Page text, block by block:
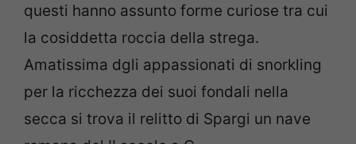
questi hanno assunto forme curiose tra cui
la cosiddetta roccia della strega.
Amatissima dgli appassionati di snorkling
per la ricchezza dei suoi fondali nella
secca si trova il relitto di Spargi un nave